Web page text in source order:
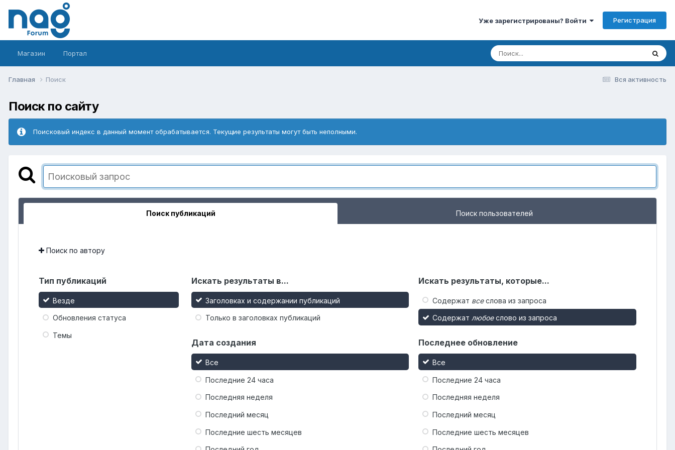
Уже зарегистрированы? Войти Регистрация
Магазин Портал
Вся активность
Главная Поиск
Поиск по сайту
Поисковый индекс в данный момент обрабатывается. Текущие результаты могут быть неполными.
Поиск публикаций Поиск пользователей
Поиск по автору
Тип публикаций
Везде
Обновления статуса
Темы
Искать результаты в...
Заголовках и содержании публикаций
Только в заголовках публикаций
Искать результаты, которые...
Содержат всеслова из запроса
Содержат любоеслово из запроса
Дата создания
Все
Последние 24 часа
Последняя неделя
Последний месяц
Последние шесть месяцев
Последнее обновление
Все
Последние 24 часа
Последняя неделя
Последний месяц
Последние шесть месяцев